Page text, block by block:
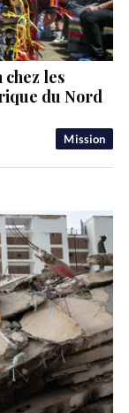
Mission
les
du Nord